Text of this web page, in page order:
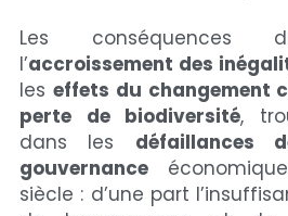
Les conséquences
l’accroissement des
les effets du changement
perte de biodiversité,
dans les défaillances
gouvernance
siècle : d’une part